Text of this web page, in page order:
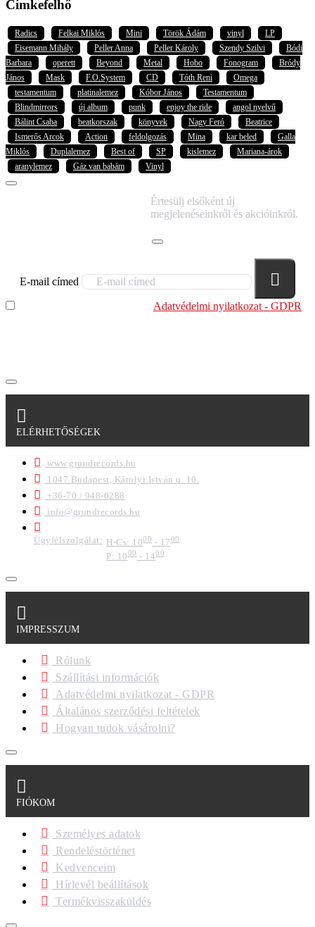
Címkefelhő
Radics Felkai Miklós Mini Török Ádám vinyl
LP
Eisemann Mihály
Peller Anna Peller Károly Szendy Szilvi
Bódi
Barbara
operett Beyond Metal Hobo Fonogram
Bródy
János
Mask F.O.System CD Tóth Reni
Omega
testamentum
platinalemez Kóbor János
Testamentum
Blindmirrors
új album punk enjoy the ride
angol nyelvű
Bálint Csaba
beatkorszak könyvek Nagy Feró
Beatrice
Ismerős Arcok
Action feldolgozás Mina kar beled
Galla
Miklós
Duplalemez Best of SP kislemez
Mariana-árok
aranylemez
Gáz van babám Vinyl
Értesülj elsőként új
megjelenéseinkről és akcióinkról.
E-mail címed
Adatvédelmi nyilatkozat - GDPR
ELÉRHETŐSÉGEK
www.grundrecords.hu
1047 Budapest, Károlyi István u. 10.
+36-70 / 948-0288
info@grundrecords.hu
Ügyfélszolgálat: H-Cs: 1000 - 1700
P: 1000- 1400
IMPRESSZUM
Rólunk
Szállítási információk
Adatvédelmi nyilatkozat - GDPR
Általános szerződési feltételek
Hogyan tudok vásárolni?
FIÓKOM
Személyes adatok
Rendeléstörténet
Kedvenceim
Hírlevél beállítások
Termékvisszaküldés